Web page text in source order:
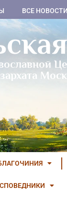
ВСЕ НОВОСТИ